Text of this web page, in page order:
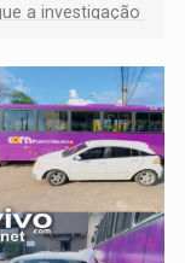
a investigação